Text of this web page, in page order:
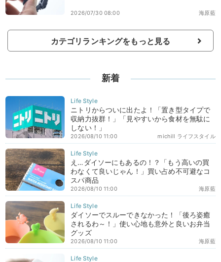
海原藍
2026/07/30 08:00
カテゴリランキングをもっと見る
新着
ニトリからついに出たよ！「置き型タイプで
収納力抜群！」「見やすいから食材を無駄に
しない！」
michill ライフスタイル
2026/08/10 11:00
え…ダイソーにもあるの！？「もう高いの買
わなくて良いじゃん！」買い占め不可避なコ
スパ商品
海原藍
2026/08/10 11:00
ダイソーでスルーできなかった！「後ろ姿癒
されるわ～！」使い心地も意外と良いお弁当
グッズ
海原藍
2026/08/10 11:00